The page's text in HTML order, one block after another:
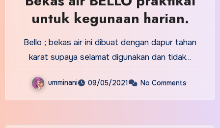
untuk kegunaan harian.
Bello ; bekas air ini dibuat dengan dapur tahan
karat supaya selamat digunakan dan tidak…
umminani 09/05/2021 No Comments